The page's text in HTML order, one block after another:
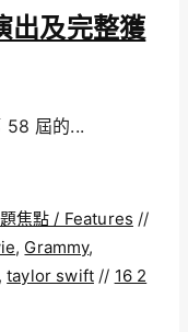
出及完整獲
58 屆的...
焦點 / Features //
, Grammy,
taylor swift // 16 2